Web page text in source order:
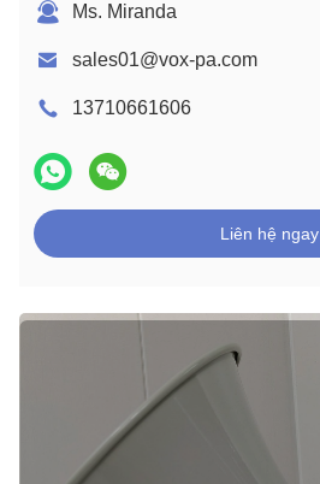
Ms. Miranda
sales01@vox-pa.com
13710661606
Liên hệ ngay